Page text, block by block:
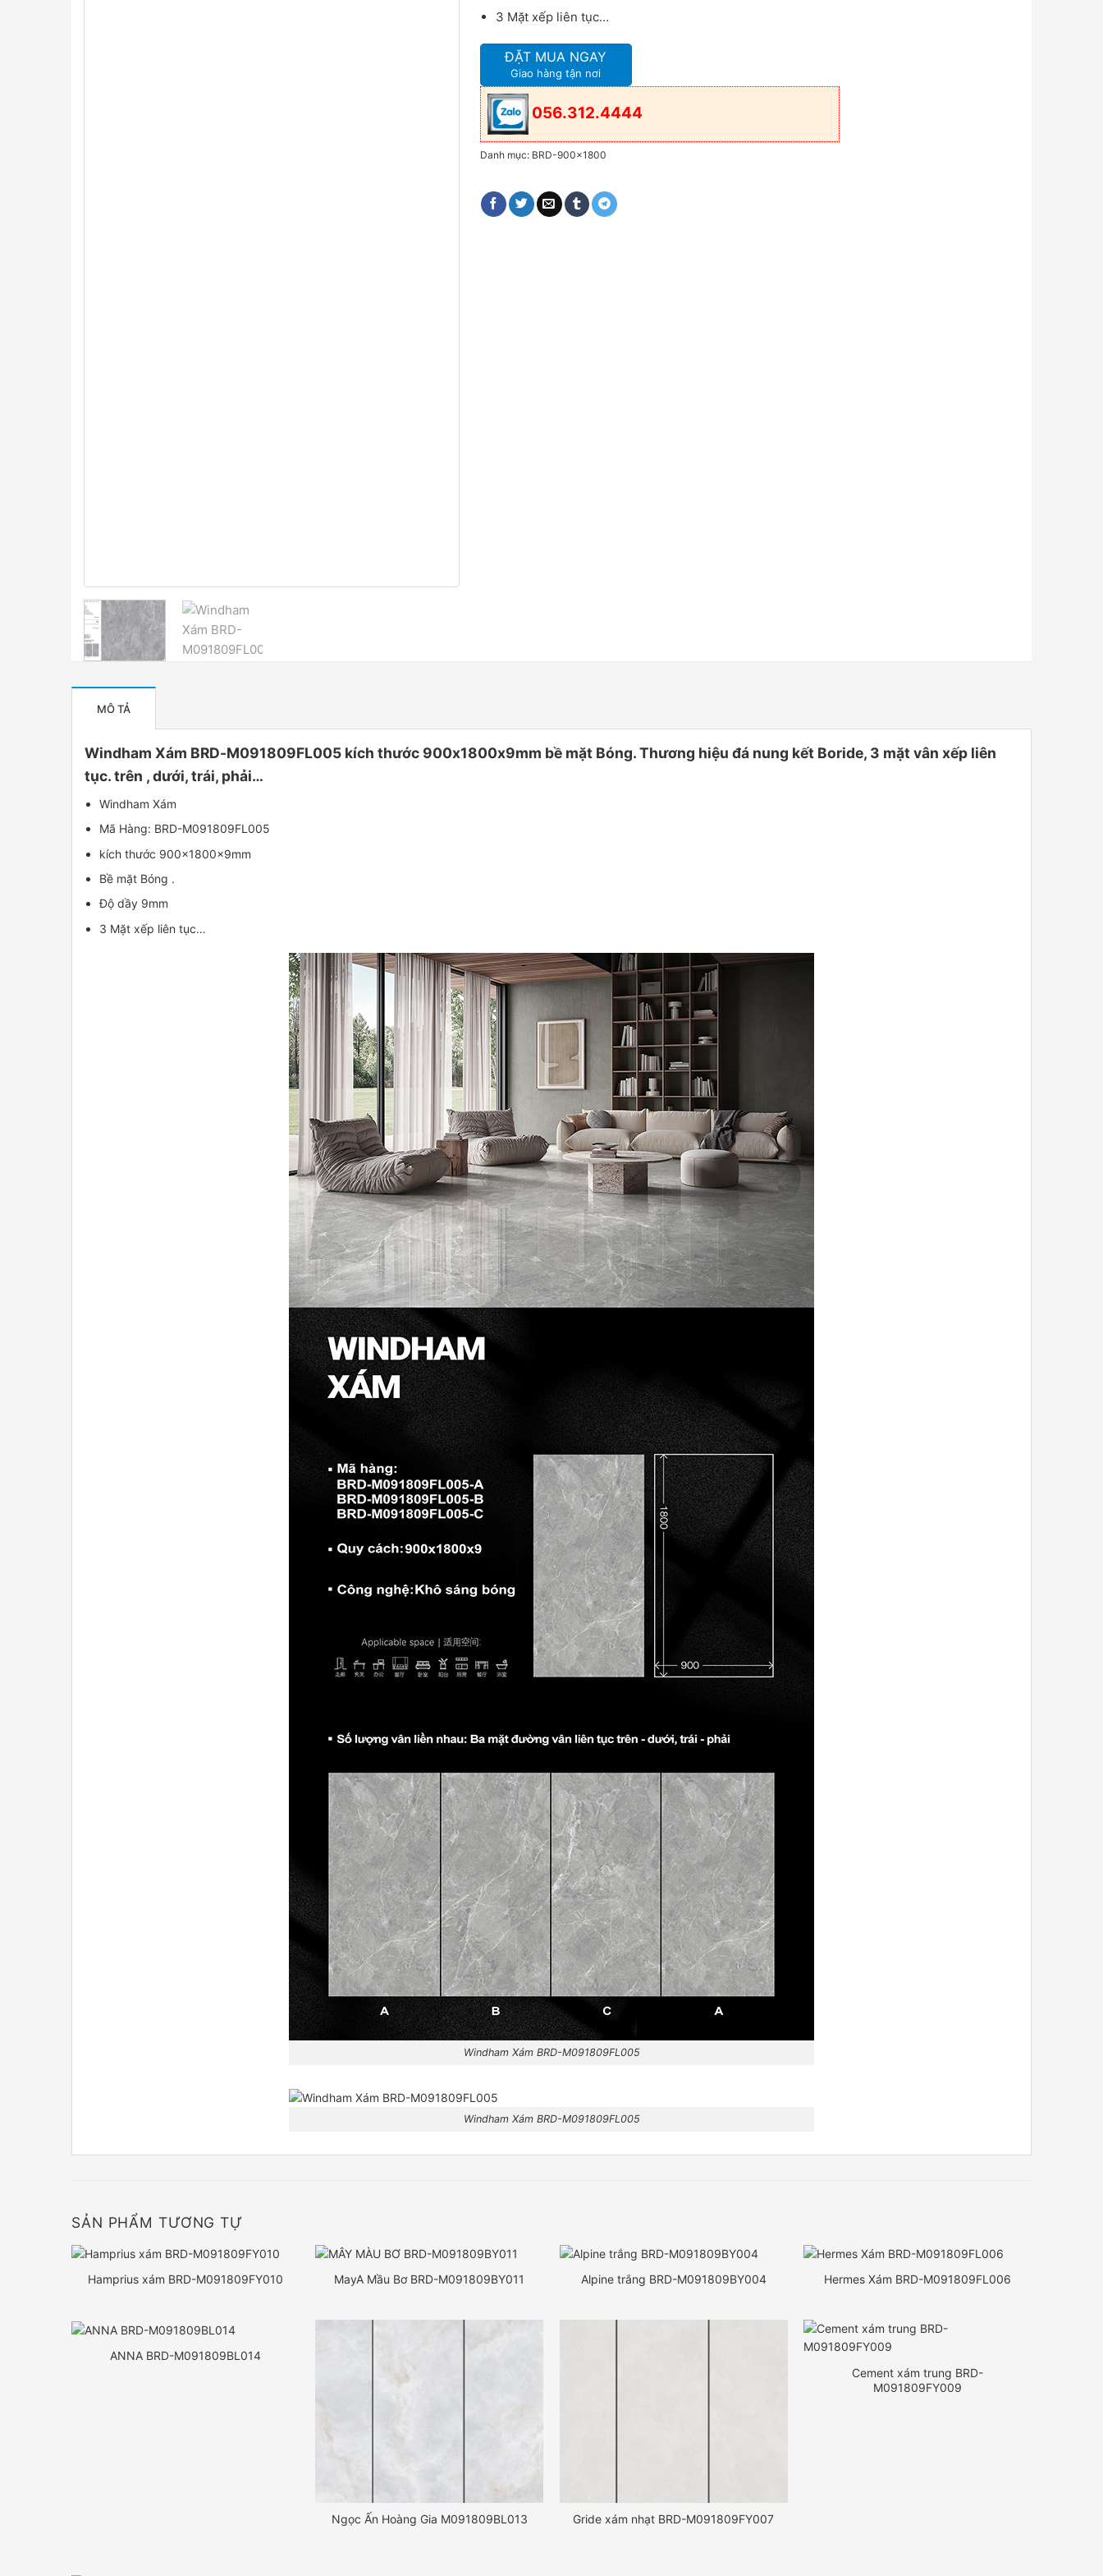
3 Mặt xếp liên tục…
ĐẶT MUA NGAY
Giao hàng tận nơi
056.312.4444
Danh mục: BRD-900x1800
MÔ TẢ
Windham Xám BRD-M091809FL005 kích thước 900x1800x9mm bề mặt Bóng. Thương hiệu đá nung kết Boride, 3 mặt vân xếp liên
tục. trên , dưới, trái, phải…
Windham Xám
Mã Hàng: BRD-M091809FL005
kích thước 900x1800x9mm
Bề mặt Bóng .
Độ dầy 9mm
3 Mặt xếp liên tục…
Windham Xám BRD-M091809FL005
Windham Xám BRD-M091809FL005
SẢN PHẨM TƯƠNG TỰ
Hamprius xám BRD-M091809FY010 MayA Mầu Bơ BRD-M091809BY011 Alpine trắng BRD-M091809BY004 Hermes Xám BRD-M091809FL006
ANNA BRD-M091809BL014
Ngọc Ấn Hoàng Gia M091809BL013 Gride xám nhạt BRD-M091809FY007
Cement xám trung BRD-
M091809FY009